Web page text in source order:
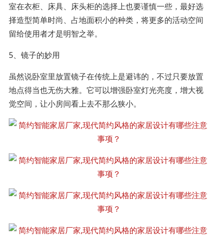
室在衣柜、床具、床头柜的选择上也要谨慎一些，最好选
择造型简单时尚、占地面积小的种类，将更多的活动空间
留给使用者才是明智之举。
5、镜子的妙用
虽然说卧室里放置镜子在传统上是避讳的，不过只要放置
地点得当也无伤大雅。它可以增强卧室灯光亮度，增大视
觉空间，让小房间看上去不那么狭小。